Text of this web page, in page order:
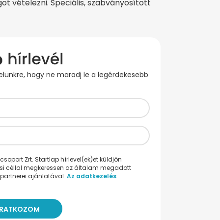
vételezni. Speciális, szabványosított
hogy ne maradj le a legérdekesebb
Zrt. Startlap hírlevel(ek)et küldjön
céllal megkeressen az általam megadott
ajánlatával. Az adatkezelés